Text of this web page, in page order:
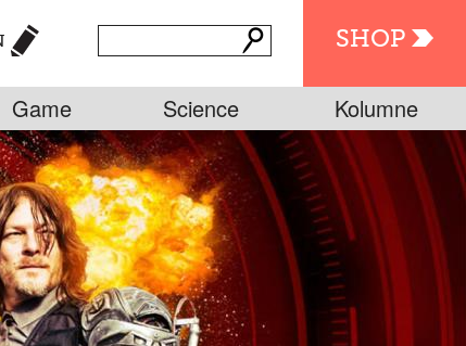
SHOP
Game Science Kolumne